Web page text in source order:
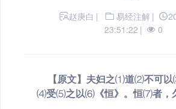
赵庚白 | 易经注解 |
23:51:22 | 0
【原文】夫妇之⑴道⑵不可以
⑷受⑸之以⑹ 《恒》。恒⑺者，